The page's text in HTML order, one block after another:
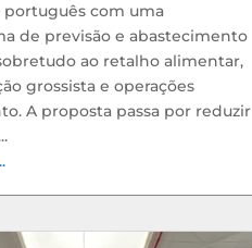
português com uma
de previsão e abastecimento
ao retalho alimentar,
grossista e operações
A proposta passa por reduzir